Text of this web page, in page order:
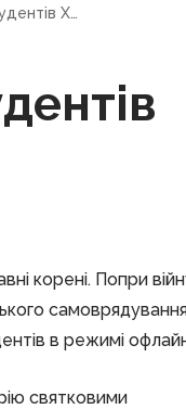
корені. Попри
в режимі
святковими